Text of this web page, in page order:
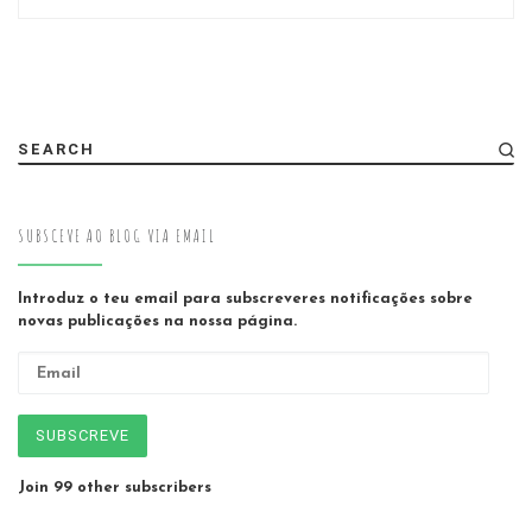
SEARCH
SUBSCEVE AO BLOG VIA EMAIL
Introduz o teu email para subscreveres notificações sobre
novas publicações na nossa página.
SUBSCREVE
Join 99 other subscribers